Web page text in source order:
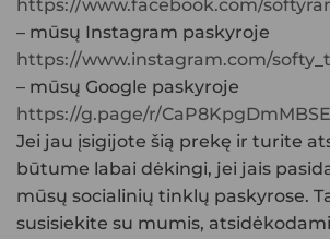
https://www.facebook.com/
– mūsų Instagram paskyroje
https://www.instagram.com/
– mūsų Google paskyroje
https://g.page/r/
Jei jau įsigijote šią prekę ir turite
būtume labai dėkingi, jei jais
mūsų socialinių tinklų paskyrose.
susisiekite su mumis,